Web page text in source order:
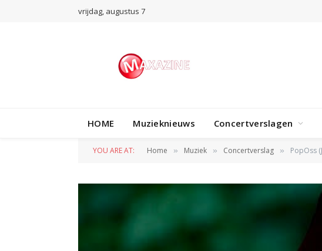
vrijdag, augustus 7
HOME Muzieknieuws Concertverslagen
YOU ARE AT: Home » Muziek » Concertverslag » PopOss